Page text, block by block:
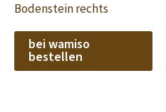
Bodenstein rechts
bei wamiso
bestellen